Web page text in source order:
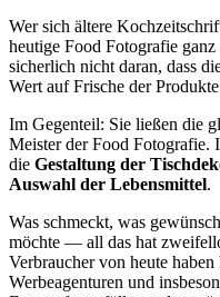
Wer sich ältere
heutige Food Fotografie ganz
sicherlich nicht daran, dass
Wert auf Frische der
Im Gegenteil: Sie ließen die
Meister der Food Fotografie.
die Gestaltung der
Auswahl der Lebensmittel.
Was schmeckt, was
möchte — all das hat
Verbraucher von heute
Werbeagenturen und